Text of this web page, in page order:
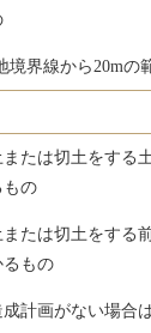
境界線から20mの
または切土をする
もの
または切土をする
るもの
成計画がない場合